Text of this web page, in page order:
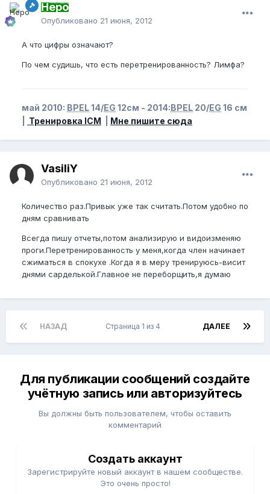
Неро
Опубликовано 21 июня, 2012
А что цифры означают?
По чем судишь, что есть перетренированность? Лимфа?
май 2010: BPEL14/EG 12см - 2014:BPEL 20/EG 16 см
Тренировка ICM Мне пишите сюда
VasiliY
Опубликовано 21 июня, 2012
Количество раз.Привык уже так считать.Потом удобно по
дням сравнивать
Всегда пишу отчеты,потом анализирую и видоизменяю
проги.Перетренированность у меня,когда член начинает
сжиматься в спокухе .Когда я в меру тренируюсь-висит
днями сарделькой.Главное не переборщить,я думаю
НАЗАД ДАЛЕЕ
Страница 1 из 4
Для публикации сообщений создайте
учётную запись или авторизуйтесь
Вы должны быть пользователем, чтобы оставить
комментарий
Создать аккаунт
Зарегистрируйте новый аккаунт в нашем сообществе.
Это очень просто!